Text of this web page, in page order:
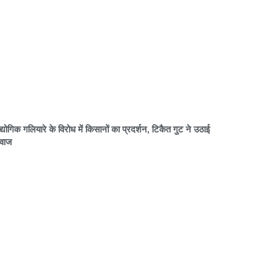
गलियारे के विरोध में किसानों का प्रदर्शन, टिकैत गुट ने उठाई